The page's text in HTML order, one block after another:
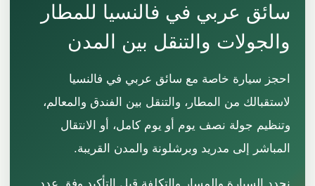
سائق عربي في فالنسيا للمطار
والجولات والتنقل بين المدن
احجز سيارة خاصة مع سائق عربي في فالنسيا
لاستقبالك من المطار، والتنقل بين الفندق والمعالم،
وتنظيم جولة نصف يوم أو يوم كامل، أو الانتقال
المباشر إلى مدريد وبرشلونة والمدن القريبة.